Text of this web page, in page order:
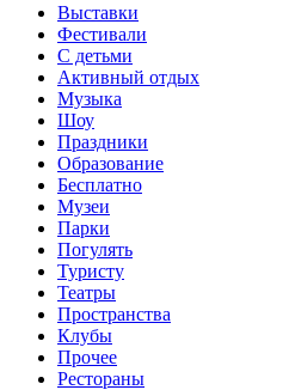
Выставки
Фестивали
С детьми
Активный отдых
Музыка
Шоу
Праздники
Образование
Бесплатно
Музеи
Парки
Погулять
Туристу
Театры
Пространства
Клубы
Прочее
Рестораны